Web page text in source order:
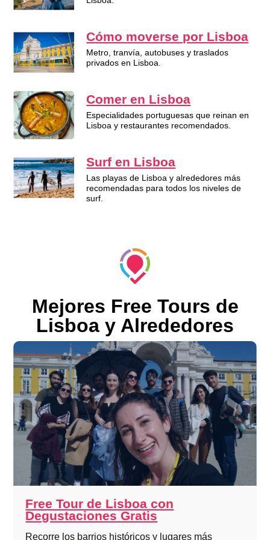
Cómo moverse por Lisboa
Metro, tranvía, autobuses y traslados
privados en Lisboa.
Comer en Lisboa
Especialidades portuguesas que reinan en
Lisboa y restaurantes recomendados.
Surf en Lisboa
Las playas de Lisboa y alrededores más
recomendadas para todos los niveles de
surf.
Mejores Free Tours de
Lisboa y Alrededores
Free Tour de Lisboa con
Degustaciones Gratis
Recorre los barrios históricos y lugares más